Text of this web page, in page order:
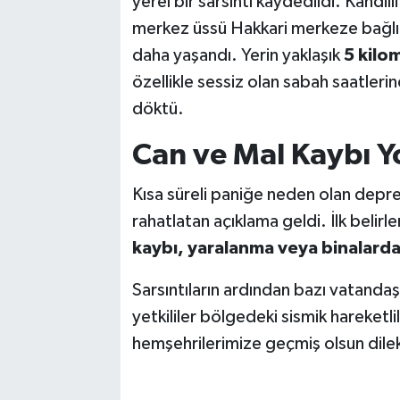
merkez üssü Hakkari merkeze
daha yaşandı. Yerin yaklaşık5
özellikle sessiz olan sabah
döktü.
Can ve Mal Kaybı
Kısa süreli paniğe neden olan
rahatlatan açıklama geldi. İlk
kaybı, yaralanma veya
Sarsıntıların ardından bazı
yetkililer bölgedeki sismik
hemşehrilerimize geçmiş olsun